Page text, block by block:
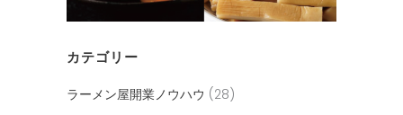
カテゴリー
ラーメン屋開業ノウハウ (28)